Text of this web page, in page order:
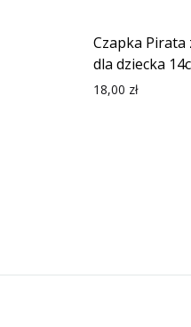
Czapka
dla dziecka
18,00 zł